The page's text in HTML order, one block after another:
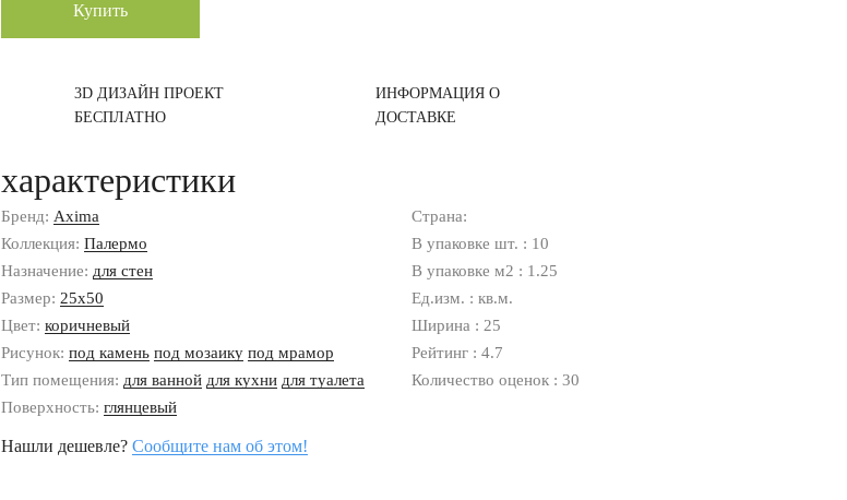
Купить
3D ДИЗАЙН ПРОЕКТ
БЕСПЛАТНО
ИНФОРМАЦИЯ О
ДОСТАВКЕ
характеристики
Бренд: Axima
Коллекция: Палермо
Назначение: для стен
Размер: 25x50
Цвет: коричневый
Рисунок: под камень под мозаику под мрамор
Тип помещения: для ванной для кухни для туалета
Поверхность: глянцевый
Страна:
В упаковке шт. : 10
В упаковке м2 : 1.25
Ед.изм. : кв.м.
Ширина : 25
Рейтинг : 4.7
Количество оценок : 30
Нашли дешевле? Сообщите нам об этом!